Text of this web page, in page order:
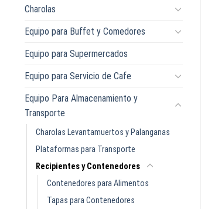
Charolas
Equipo para Buffet y Comedores
Equipo para Supermercados
Equipo para Servicio de Cafe
Equipo Para Almacenamiento y
Transporte
Charolas Levantamuertos y Palanganas
Plataformas para Transporte
Recipientes y Contenedores
Contenedores para Alimentos
Tapas para Contenedores